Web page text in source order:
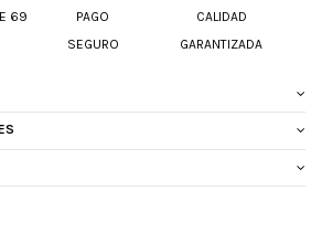
69
PAGO
SEGURO
CALIDAD
GARANTIZADA